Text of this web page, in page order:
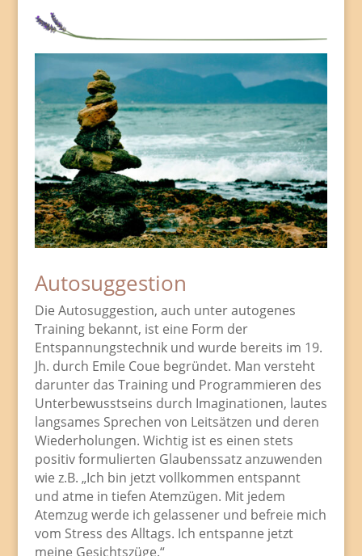
Autosuggestion
Die Autosuggestion, auch unter autogenes
Training bekannt, ist eine Form der
Entspannungstechnik und wurde bereits im 19.
Jh. durch Emile Coue begründet. Man versteht
darunter das Training und Programmieren des
Unterbewusstseins durch Imaginationen, lautes
langsames Sprechen von Leitsätzen und deren
Wiederholungen. Wichtig ist es einen stets
positiv formulierten Glaubenssatz anzuwenden
wie z.B. „Ich bin jetzt vollkommen entspannt
und atme in tiefen Atemzügen. Mit jedem
Atemzug werde ich gelassener und befreie mich
vom Stress des Alltags. Ich entspanne jetzt
meine Gesichtszüge.“